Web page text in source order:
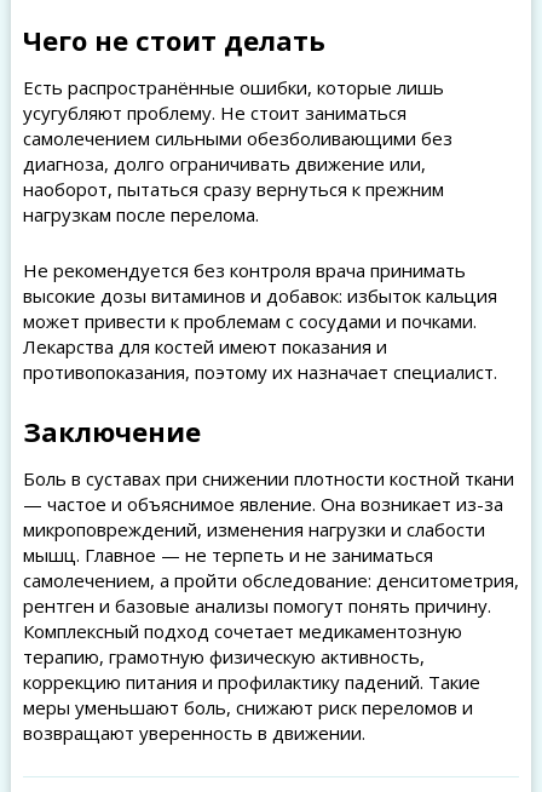
Чего не стоит делать
Есть распространённые ошибки, которые лишь
усугубляют проблему. Не стоит заниматься
самолечением сильными обезболивающими без
диагноза, долго ограничивать движение или,
наоборот, пытаться сразу вернуться к прежним
нагрузкам после перелома.
Не рекомендуется без контроля врача принимать
высокие дозы витаминов и добавок: избыток кальция
может привести к проблемам с сосудами и почками.
Лекарства для костей имеют показания и
противопоказания, поэтому их назначает специалист.
Заключение
Боль в суставах при снижении плотности костной ткани
— частое и объяснимое явление. Она возникает из-за
микроповреждений, изменения нагрузки и слабости
мышц. Главное — не терпеть и не заниматься
самолечением, а пройти обследование: денситометрия,
рентген и базовые анализы помогут понять причину.
Комплексный подход сочетает медикаментозную
терапию, грамотную физическую активность,
коррекцию питания и профилактику падений. Такие
меры уменьшают боль, снижают риск переломов и
возвращают уверенность в движении.